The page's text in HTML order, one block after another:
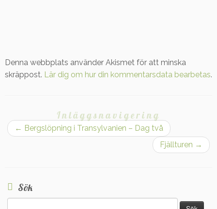
Denna webbplats använder Akismet för att minska
skräppost. Lär dig om hur din kommentarsdata bearbetas.
Inläggsnavigering
← Bergslöpning i Transylvanien – Dag två
Fjällturen →
Sök